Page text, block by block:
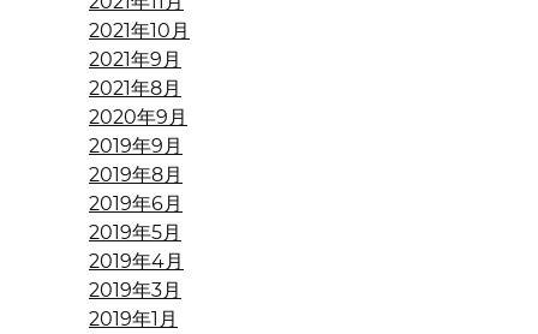
2021年10月
2021年9月
2021年8月
2020年9月
2019年9月
2019年8月
2019年6月
2019年5月
2019年4月
2019年3月
2019年1月